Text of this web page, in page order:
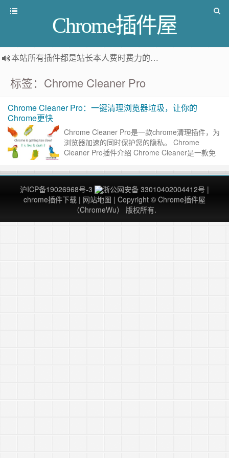
Chrome插件屋
本站所有插件都是站长本人费时费力的人工筛选推荐
标签：Chrome Cleaner Pro
Chrome Cleaner Pro：一键清理浏览器垃圾，让你的
Chrome更快
Chrome Cleaner Pro是一款chrome清理插件，为
浏览器加速的同时保护您的隐私。 Chrome
Cleaner Pro插件介绍 Chrome Cleaner是一款免
沪ICP备19026968号-3 浙公网安备 33010402004412号 |
chrome插件下载 | 网站地图 | Copyright © Chrome插件屋
（ChromeWu） 版权所有.